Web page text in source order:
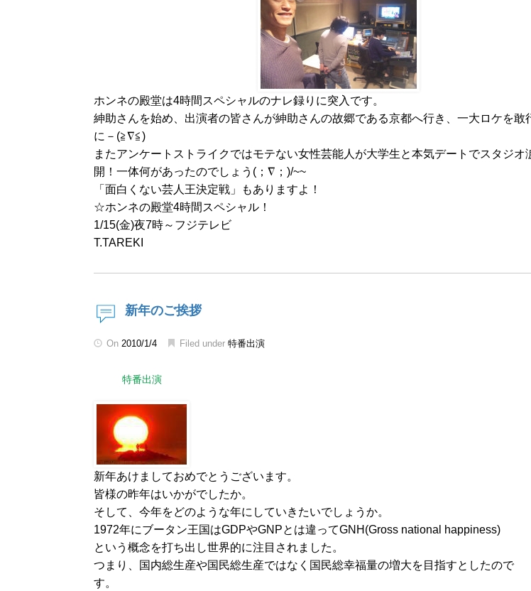
ホンネの殿堂は4時間スペシャルのナレ録りに突入です。
紳助さんを始め、出演者の皆さんが紳助さんの故郷である京都へ行き、一大ロケを敢
に－(≧∇≦)
またアンケートストライクではモテない女性芸能人が大学生と本気デートでスタジオ
開！一体何があったのでしょう(；∇；)/~~
「面白くない芸人王決定戦」もありますよ！
☆ホンネの殿堂4時間スペシャル！
1/15(金)夜7時～フジテレビ
T.TAREKI
新年のご挨拶
On 2010/1/4 Filed under 特番出演
特番出演
新年あけましておめでとうございます。
皆様の昨年はいかがでしたか。
そして、今年をどのような年にしていきたいでしょうか。
1972年にブータン王国はGDPやGNPとは違ってGNH(Gross national happiness)
という概念を打ち出し世界的に注目されました。
つまり、国内総生産や国民総生産ではなく国民総幸福量の増大を目指すとしたので
す。